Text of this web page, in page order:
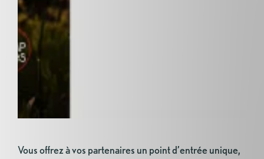
Vous offrez à vos partenaires un point d’entrée unique,